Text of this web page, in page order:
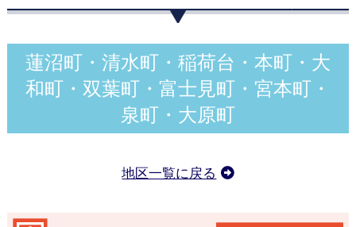
蓮沼町・清水町・稲荷台・本町・大
和町・双葉町・富士見町・宮本町・
泉町・大原町
地区一覧に戻る